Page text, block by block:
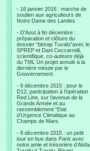
- 16 janvier 2016 : marche de
soutien aux agriculteurs de
Notre Dame des Landes
- D’Aout à fin décembre :
préparation et clôture du
dossier “biorap Tuvalu“avec le
SPREP et Dani Ceccarrelli,
scientifique, co-auteure déjà
du TML Un projet annulé à la
dernière minute par le
Gouvernement.
- 9 décembre 2015 : pour le
D12, participation à l’opération
Red Line, sur l’avenue de la
Grande Armée et au
rassemblement “Etat
d’Urgence Climatique au
Champs de Mars.
- 8 décembre 2015 : un petit
tour en bus dans Paris avec
notre amie et trésorière d’Alofa